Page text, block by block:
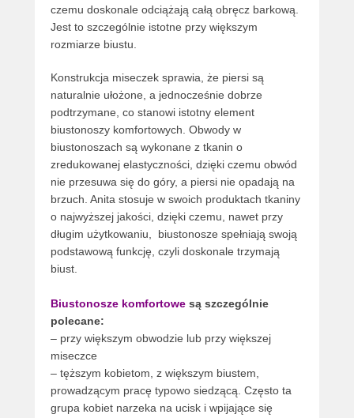
czemu doskonale odciążają całą obręcz barkową.
Jest to szczególnie istotne przy większym
rozmiarze biustu.
Konstrukcja miseczek sprawia, że piersi są
naturalnie ułożone, a jednocześnie dobrze
podtrzymane, co stanowi istotny element
biustonoszy komfortowych. Obwody w
biustonoszach są wykonane z tkanin o
zredukowanej elastyczności, dzięki czemu obwód
nie przesuwa się do góry, a piersi nie opadają na
brzuch. Anita stosuje w swoich produktach tkaniny
o najwyższej jakości, dzięki czemu, nawet przy
długim użytkowaniu, biustonosze spełniają swoją
podstawową funkcję, czyli doskonale trzymają
biust.
Biustonosze komfortowe są szczególnie
polecane:
– przy większym obwodzie lub przy większej
miseczce
– tęższym kobietom, z większym biustem,
prowadzącym pracę typowo siedzącą. Często ta
grupa kobiet narzeka na ucisk i wpijające się